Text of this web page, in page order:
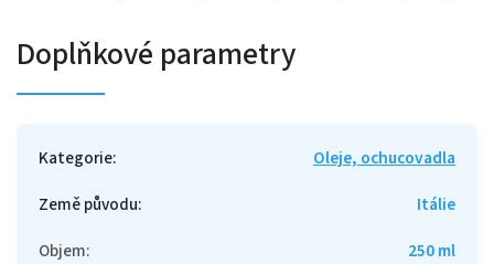
Doplňkové parametry
Kategorie:
Oleje, ochucovadla
Země původu:
Itálie
Objem: 250 ml